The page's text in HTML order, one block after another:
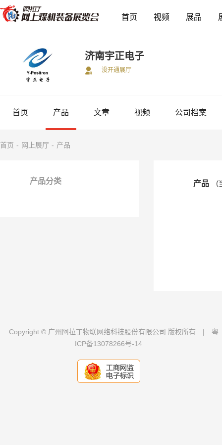
首页 视频 展品
济南宇正电子
没开通展厅
首页 产品 文章 视频 公司档案
首页 - 网上展厅 - 产品
产品分类 产品
Copyright © 广州阿拉丁物联网络科技股份有限公司 版权所有 |
粤
ICP备13078266号-14